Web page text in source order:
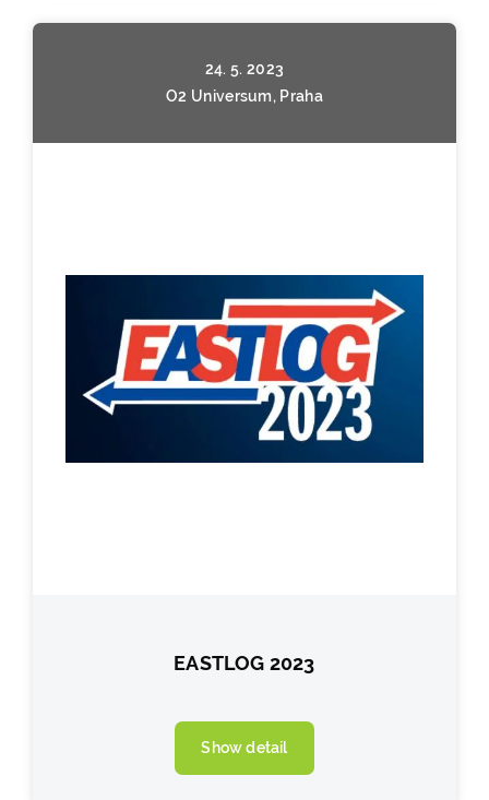
24. 5. 2023
O2 Universum, Praha
EASTLOG 2023
Show detail